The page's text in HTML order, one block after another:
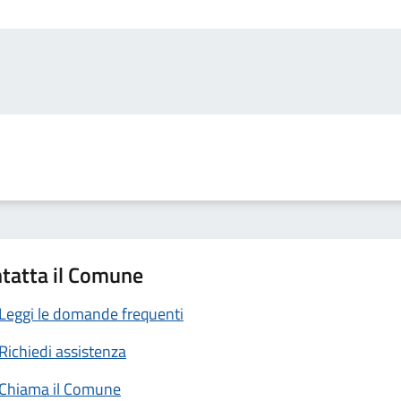
il Comune
le domande frequenti
assistenza
il Comune